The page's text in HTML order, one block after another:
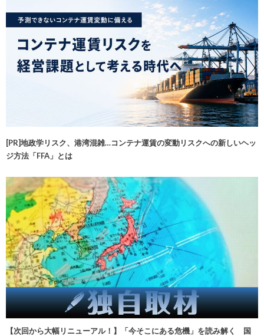
[PR]地政学リスク、港湾混雑…コンテナ運賃の変動リスクへの新しいヘッ
ジ方法「FFA」とは
【次回から大幅リニューアル！】「今そこにある危機」を読み解く 国